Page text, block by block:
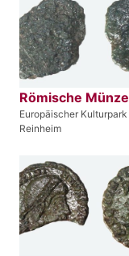
Römische Münze
Europäischer Kulturpark
Reinheim